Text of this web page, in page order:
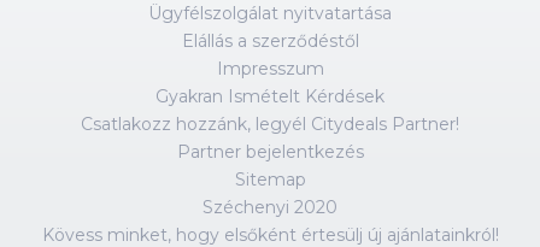
Ügyfélszolgálat nyitvatartása
Elállás a szerződéstől
Impresszum
Gyakran Ismételt Kérdések
Csatlakozz hozzánk, legyél Citydeals Partner!
Partner bejelentkezés
Sitemap
Széchenyi 2020
Kövess minket, hogy elsőként értesülj új ajánlatainkról!